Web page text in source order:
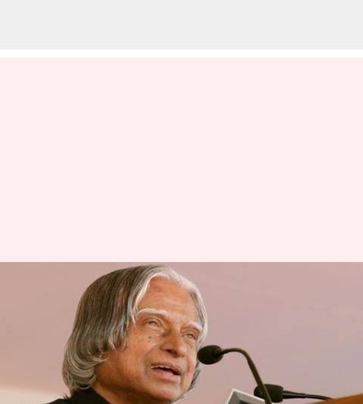
चंद्रयान-2 के बारे में पूर्व राष्ट्रपति अब्दुल
कलाम ने ISRO को दिए थे ये सुझाव
प्रमोद कुमार Jul 22, 2019 05:25 pm
क्या है खबर?